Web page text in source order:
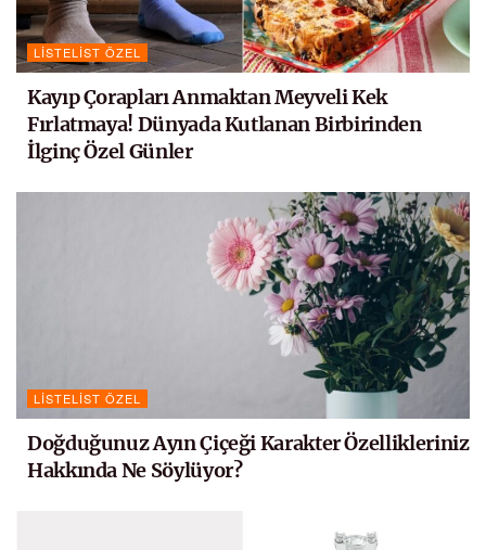
LISTELIST ÖZEL
Kayıp Çorapları Anmaktan Meyveli Kek
Fırlatmaya! Dünyada Kutlanan Birbirinden
İlginç Özel Günler
LISTELIST ÖZEL
Doğduğunuz Ayın Çiçeği Karakter Özellikleriniz
Hakkında Ne Söylüyor?